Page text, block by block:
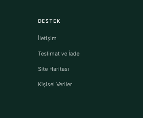
DESTEK
İletişim
Teslimat ve İade
Site Haritası
Kişisel Veriler